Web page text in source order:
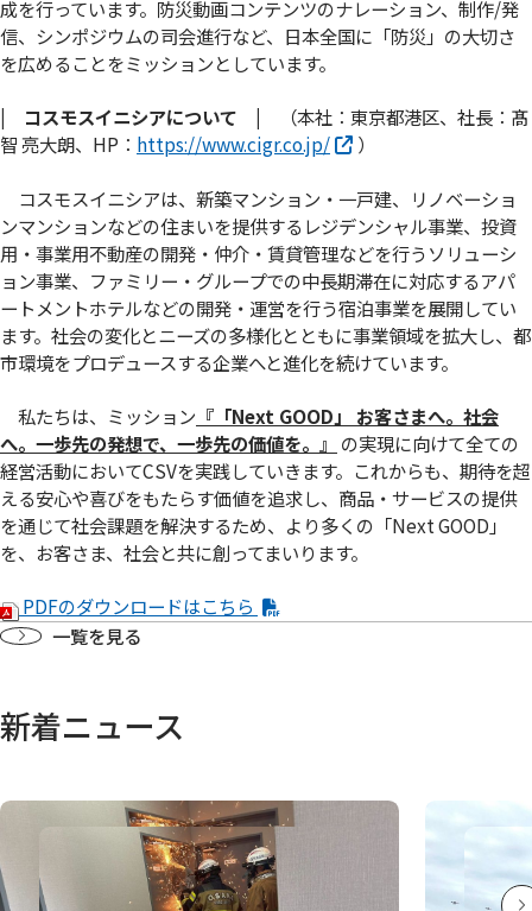
成を行っています。防災動画コンテンツのナレーション、制作/発
信、シンポジウムの司会進行など、日本全国に「防災」の大切さ
を広めることをミッションとしています。
| コスモスイニシアについて | （本社：東京都港区、社長：髙
智 亮大朗、HP： https://www.cigr.co.jp/ ）
コスモスイニシアは、新築マンション・一戸建、リノベーショ
ンマンションなどの住まいを提供するレジデンシャル事業、投資
用・事業用不動産の開発・仲介・賃貸管理などを行うソリューシ
ョン事業、ファミリー・グループでの中長期滞在に対応するアパ
ートメントホテルなどの開発・運営を行う宿泊事業を展開してい
ます。社会の変化とニーズの多様化とともに事業領域を拡大し、都
市環境をプロデュースする企業へと進化を続けています。
私たちは、ミッション 『「Next GOOD」 お客さまへ。社会
へ。⼀歩先の発想で、⼀歩先の価値を。』 の実現に向けて全ての
経営活動においてCSVを実践していきます。これからも、期待を超
える安心や喜びをもたらす価値を追求し、商品・サービスの提供
を通じて社会課題を解決するため、より多くの「Next GOOD」
を、お客さま、社会と共に創ってまいります。
PDFのダウンロードはこちら
一覧を見る
新着ニュース